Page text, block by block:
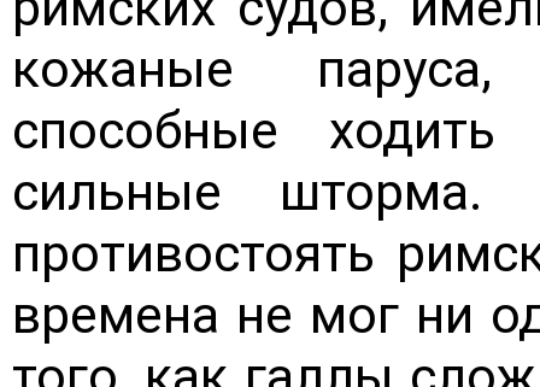
кожаные паруса,
способные
сильные
противостоять
времена не мог ни